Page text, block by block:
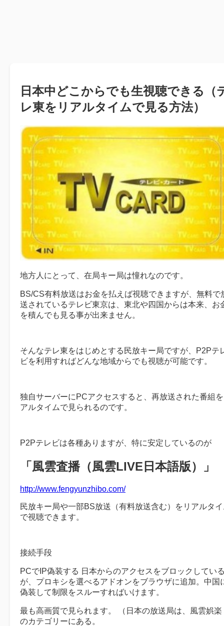
日本中どこからでも生視聴できる（
レ東をリアルタイムで見る方法）
地方人にとって、在局キー局は憧れなのです。
BS/CS有料放送はお金を払えば視聴できますが、無料で
送されているテレビ東京は、東北や四国からは本来、お
を積んでも見る事が出来ません。
そんなテレ東をはじめとする民放キー局ですが、P2Pテ
ビを利用すればどんな地域からでも視聴が可能です。
独自サーバーにPCアクセスすると、再放送された番組
アルタイムで見られるのです。
P2Pテレビは各種ありますが、特に安定しているのが
「風雲査播（風雲LIVE日本語版）」
http://www.fengyunzhibo.com/
民放キー局や一部BS放送（有料放送含む）をリアルタ
で視聴できます。
接続手段
PCでIP偽装する 日本からのアクセスをブロックしてい
が、プロキシを選べるアドオンをブラウザに追加。中国
偽装して制限をスルーすればいけます。
最も高画質で見られます。 （日本の放送局は、風雲娯楽
のカテゴリーにある。